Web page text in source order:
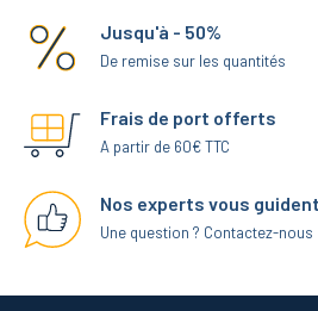
Jusqu'à - 50%
De remise sur les quantités
Frais de port offerts
A partir de 60€ TTC
Nos experts vous guident
Une question ? Contactez-nous